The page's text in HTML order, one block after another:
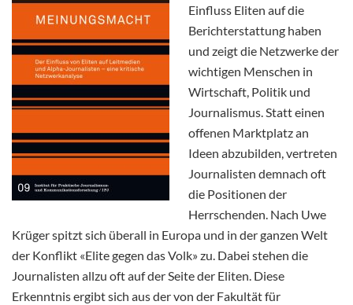
Einfluss Eliten auf die
Berichterstattung haben
und zeigt die Netzwerke der
wichtigen Menschen in
Wirtschaft, Politik und
Journalismus. Statt einen
offenen Marktplatz an
Ideen abzubilden, vertreten
Journalisten demnach oft
die Positionen der
Herrschenden. Nach Uwe
Krüger spitzt sich überall in Europa und in der ganzen Welt
der Konflikt «Elite gegen das Volk» zu. Dabei stehen die
Journalisten allzu oft auf der Seite der Eliten. Diese
Erkenntnis ergibt sich aus der von der Fakultät für